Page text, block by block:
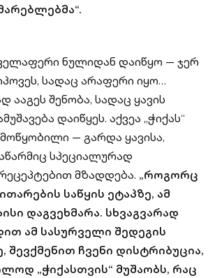
ნულიდან დაიწყო — ჯერ
სადაც არაფერი იყო…
ააგეს შენობა, სადაც ყავის
დაიწყეს. აქვეა „ჭიქას“
— გარდა ყავისა,
სპეციალურად
მზადდება. „როგორც
საწყის ეტაპზე, ამ
დაგვეხმარა. სხვაგვარად
ამ სასურველი შედეგის
შევქმენით ჩვენი დისტრიბუცია,
„ჭიქასთვის“ მუშაობს, რაც